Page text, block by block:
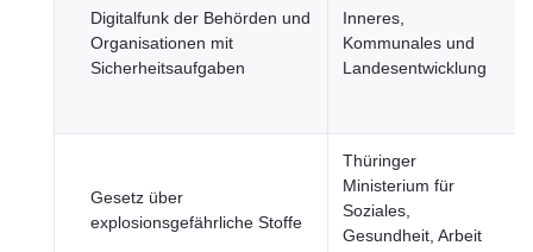
Digitalfunk der Behörden und
Organisationen mit
Sicherheitsaufgaben
Inneres,
Kommunales und
Landesentwicklung
Gesetz über
explosionsgefährliche Stoffe
Thüringer
Ministerium für
Soziales,
Gesundheit, Arbeit